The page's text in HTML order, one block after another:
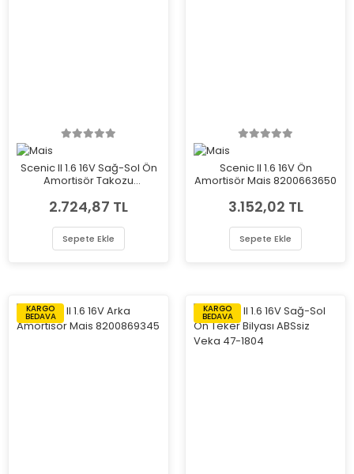
Scenic II 1.6 16V Sağ-Sol Ön
Amortisör Takozu
2.724,87 TL
Sepete Ekle
Scenic II 1.6 16V Ön
Amortisör Mais 8200663650
3.152,02 TL
Sepete Ekle
KARGO
BEDAVA
KARGO
BEDAVA